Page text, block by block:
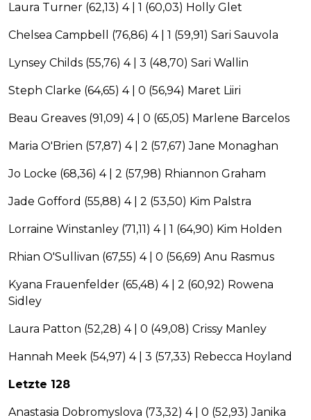
Laura Turner (62,13) 4 | 1 (60,03) Holly Glet
Chelsea Campbell (76,86) 4 | 1 (59,91) Sari Sauvola
Lynsey Childs (55,76) 4 | 3 (48,70) Sari Wallin
Steph Clarke (64,65) 4 | 0 (56,94) Maret Liiri
Beau Greaves (91,09) 4 | 0 (65,05) Marlene Barcelos
Maria O'Brien (57,87) 4 | 2 (57,67) Jane Monaghan
Jo Locke (68,36) 4 | 2 (57,98) Rhiannon Graham
Jade Gofford (55,88) 4 | 2 (53,50) Kim Palstra
Lorraine Winstanley (71,11) 4 | 1 (64,90) Kim Holden
Rhian O'Sullivan (67,55) 4 | 0 (56,69) Anu Rasmus
Kyana Frauenfelder (65,48) 4 | 2 (60,92) Rowena
Sidley
Laura Patton (52,28) 4 | 0 (49,08) Crissy Manley
Hannah Meek (54,97) 4 | 3 (57,33) Rebecca Hoyland
Letzte 128
Anastasia Dobromyslova (73,32) 4 | 0 (52,93) Janika